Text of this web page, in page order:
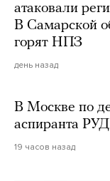
атаковали
В Самарской
горят НПЗ
день назад
В Москве по
аспиранта
19 часов назад